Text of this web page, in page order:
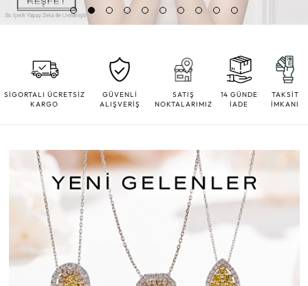
SİGORTALI ÜCRETSİZ
KARGO
GÜVENLİ
ALIŞVERİŞ
SATIŞ
NOKTALARIMIZ
14 GÜNDE
İADE
TAKSİT
İMKANI